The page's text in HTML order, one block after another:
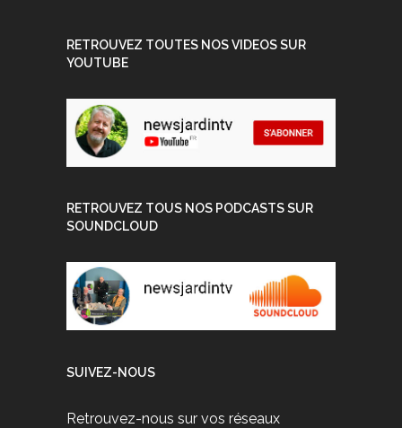
RETROUVEZ TOUTES NOS VIDEOS SUR
YOUTUBE
RETROUVEZ TOUS NOS PODCASTS SUR
SOUNDCLOUD
SUIVEZ-NOUS
Retrouvez-nous sur vos réseaux